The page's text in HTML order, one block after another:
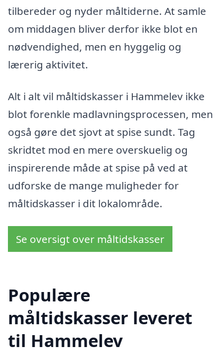
tilbereder og nyder måltiderne. At samle
om middagen bliver derfor ikke blot en
nødvendighed, men en hyggelig og
lærerig aktivitet.
Alt i alt vil måltidskasser i Hammelev ikke
blot forenkle madlavningsprocessen, men
også gøre det sjovt at spise sundt. Tag
skridtet mod en mere overskuelig og
inspirerende måde at spise på ved at
udforske de mange muligheder for
måltidskasser i dit lokalområde.
Se oversigt over måltidskasser
Populære
måltidskasser leveret
til Hammelev